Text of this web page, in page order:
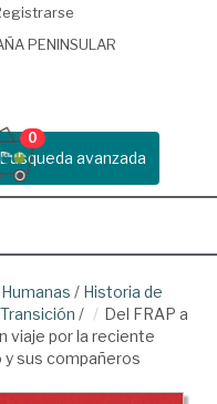
PENINSULAR
Busqueda avanzada
0
/ Historia de
/
Del FRAP a
viaje por la reciente
y sus compañeros